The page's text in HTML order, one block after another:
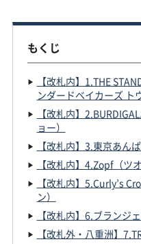
もくじ
【改札内】1.THE
ンダードベイカーズ ト
【改札内】
ョー）
【改札内】3.東京あん
【改札内】4.Zopf（ツ
【改札内】5.Curly’s
ン）
【改札内】6.ブランジ
【改札外・八重洲】